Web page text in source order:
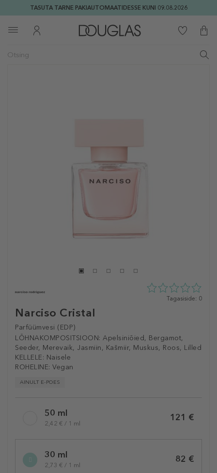
TASUTA TARNE PAKIAUTOMAATIDESSE KUNI 09.08.2026
Narciso Cristal
Parfüümvesi (EDP)
LÕHNAKOMPOSITSIOON: Apelsiniõied, Bergamot,
Seeder, Merevaik, Jasmiin, Kašmiir, Muskus, Roos, Lilled
KELLELE: Naisele
ROHELINE: Vegan
AINULT E-POES
0
Tagasiside: 0
variation50 ml
2,42 € / 1 ml
121 €
30 ml
2,73 € / 1 ml
82 €